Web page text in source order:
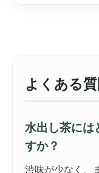
よくある質
水出し茶には
すか？
渋味が少なく、